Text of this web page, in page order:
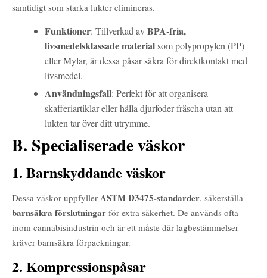
samtidigt som starka lukter elimineras.
Funktioner: Tillverkad avBPA-fria,
livsmedelsklassade materialsom polypropylen (PP)
eller Mylar, är dessa påsar säkra för direktkontakt med
livsmedel.
Användningsfall: Perfekt för att organisera
skafferiartiklar eller hålla djurfoder fräscha utan att
lukten tar över ditt utrymme.
B. Specialiserade väskor
1. Barnskyddande väskor
Dessa väskor uppfyller ASTM D3475-standarder, säkerställa
barnsäkra förslutningar för extra säkerhet. De används ofta
inom cannabisindustrin och är ett måste där lagbestämmelser
kräver barnsäkra förpackningar.
2. Kompressionspåsar